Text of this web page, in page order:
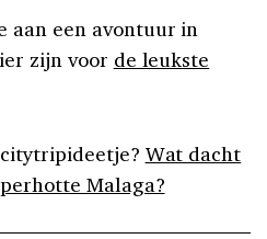
aan een avontuur in
zijn voor de leukste
Wat dacht
Malaga?